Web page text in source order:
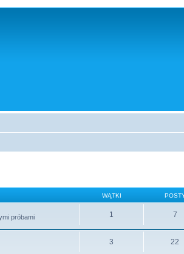
WĄTKI
próbami
1 7
3 22